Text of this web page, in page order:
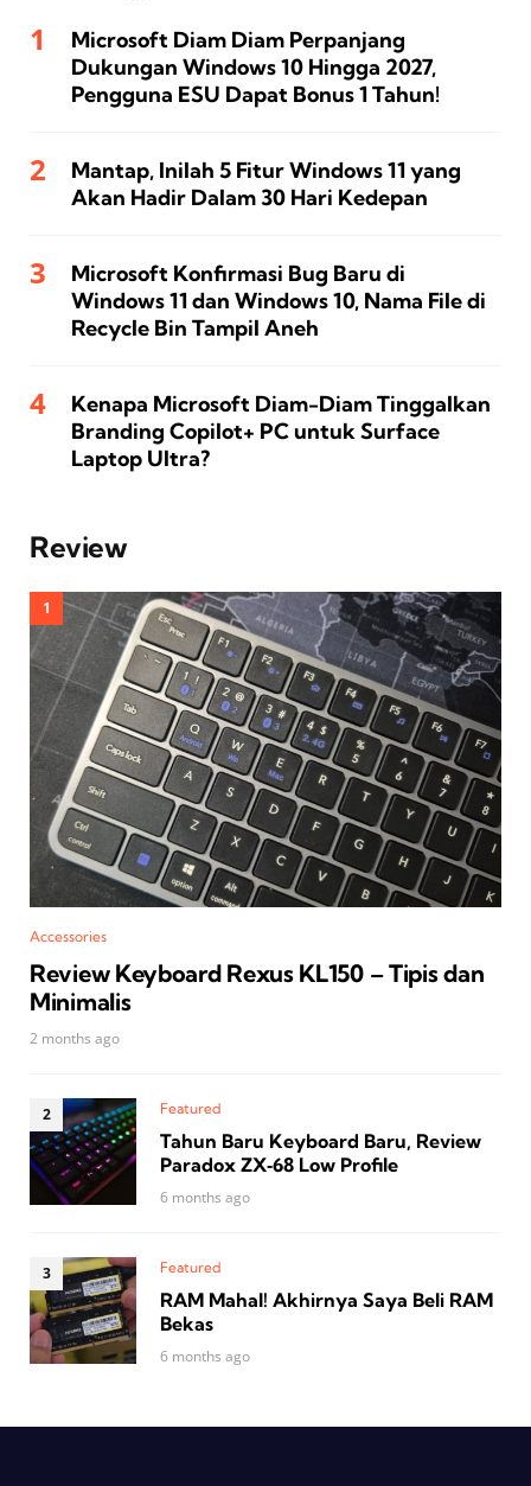
Microsoft Diam Diam Perpanjang
Dukungan Windows 10 Hingga 2027,
Pengguna ESU Dapat Bonus 1 Tahun!
Mantap, Inilah 5 Fitur Windows 11 yang
Akan Hadir Dalam 30 Hari Kedepan
Microsoft Konfirmasi Bug Baru di
Windows 11 dan Windows 10, Nama File di
Recycle Bin Tampil Aneh
Kenapa Microsoft Diam-Diam Tinggalkan
Branding Copilot+ PC untuk Surface
Laptop Ultra?
Review
Accessories
Review Keyboard Rexus KL150 – Tipis dan
Minimalis
2 months ago
Featured
Tahun Baru Keyboard Baru, Review
Paradox ZX‑68 Low Profile
6 months ago
Featured
RAM Mahal! Akhirnya Saya Beli RAM
Bekas
6 months ago